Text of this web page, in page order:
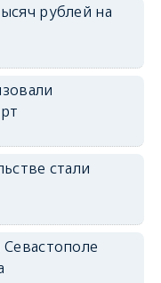
рублей на
стали